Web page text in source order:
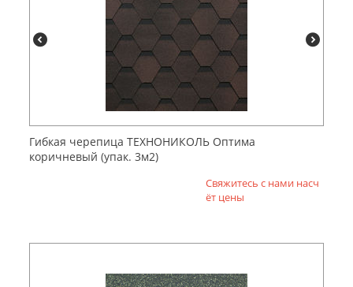
Гибкая черепица ТЕХНОНИКОЛЬ Оптима
коричневый (упак. 3м2)
Свяжитесь с нами насч
ёт цены